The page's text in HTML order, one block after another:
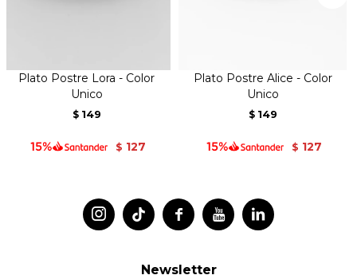
Plato Postre Lora - Color
Unico
$ 149
$ 127
Plato Postre Alice - Color
Unico
$ 149
$ 127
 
 
Newsletter